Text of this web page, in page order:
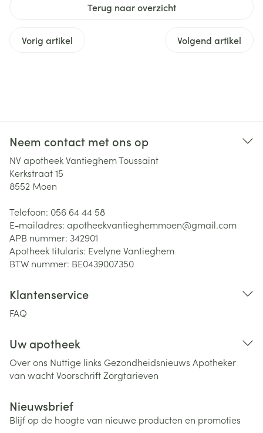
Terug naar overzicht
Vorig artikel Volgend artikel
Neem contact met ons op
NV apotheek Vantieghem Toussaint
Kerkstraat 15
8552 Moen
Telefoon: 056 64 44 58
E-mailadres: apotheekvantieghemmoen@gmail.com
APB nummer: 342901
Apotheek titularis: Evelyne Vantieghem
BTW nummer: BE0439007350
Klantenservice
FAQ
Uw apotheek
Over ons Nuttige links Gezondheidsnieuws Apotheker
van wachtVoorschriftZorgtarieven
Nieuwsbrief
Blijf op de hoogte van nieuwe producten en promoties